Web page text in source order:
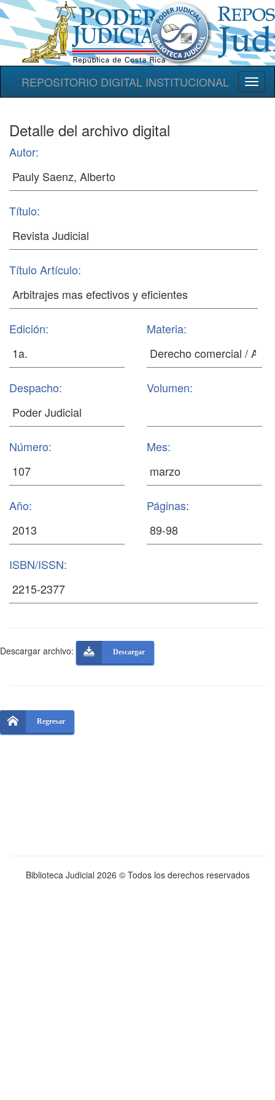
REPOSITORIO DIGITAL INSTITUCIONAL
Detalle del archivo digital
Autor:
Título:
Título Artículo:
Edición: Materia:
Despacho: Volumen:
Número: Mes:
Año: Páginas:
ISBN/ISSN:
Descargar archivo: Descargar
Regresar
Biblioteca Judicial 2026 © Todos los derechos reservados